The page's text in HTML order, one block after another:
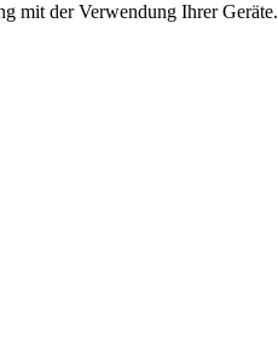
mit der Verwendung Ihrer Geräte.